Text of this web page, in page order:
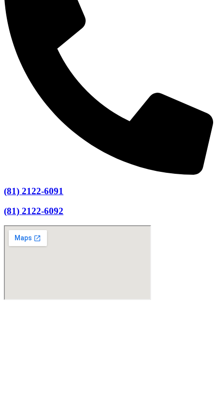
(81) 2122-6091
(81) 2122-6092